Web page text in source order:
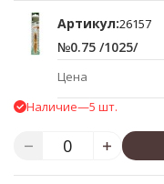
Артикул:26157
№0.75 /1025/
Цена
Наличие—5 шт.